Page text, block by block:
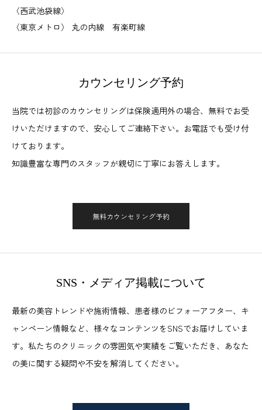
〈西武池袋線〉
〈東京メトロ〉 丸の内線 有楽町線
カウンセリング予約
当院では初診のカウンセリングは保険適用外の場合、無料でお受
けいただけますので、安心してご連絡下さい。お電話でも受け付
けております。
知識豊富な専門のスタッフが親切に丁寧にお答えします。
無料カウンセリング予約
SNS・メディア掲載について
最新の美容トレンドや施術情報、患者様のビフォーアフター、キ
ャンペーン情報など、様々なコンテンツをSNSでお届けしていま
す。私たちのクリニックの雰囲気や実績をご覧いただき、あなた
の美に関する疑問や不安を解消してください。